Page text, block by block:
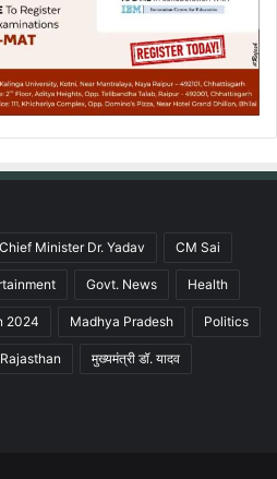
Chief Minister Dr. Yadav CM Sai
Govt. News Health
2024 Madhya Pradesh Politics
Rajasthan मुख्यमंत्री डॉ. यादव